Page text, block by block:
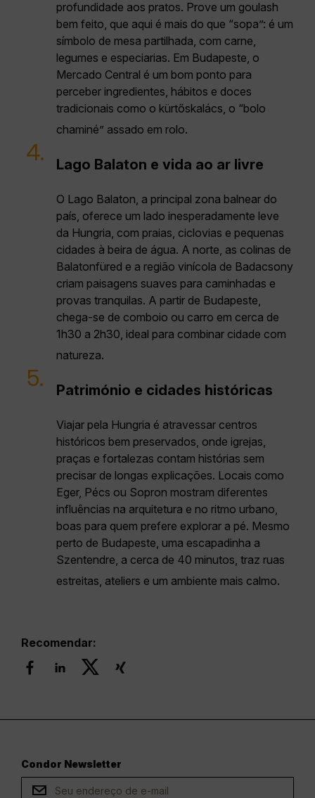
profundidade aos pratos. Prove um goulash
bem feito, que aqui é mais do que “sopa”: é um
símbolo de mesa partilhada, com carne,
legumes e especiarias. Em Budapeste, o
Mercado Central é um bom ponto para
perceber ingredientes, hábitos e doces
tradicionais como o kürtőskalács, o “bolo
chaminé” assado em rolo.
4. Lago Balaton e vida ao ar livre
O Lago Balaton, a principal zona balnear do
país, oferece um lado inesperadamente leve
da Hungria, com praias, ciclovias e pequenas
cidades à beira de água. A norte, as colinas de
Balatonfüred e a região vinícola de Badacsony
criam paisagens suaves para caminhadas e
provas tranquilas. A partir de Budapeste,
chega-se de comboio ou carro em cerca de
1h30 a 2h30, ideal para combinar cidade com
natureza.
5. Património e cidades históricas
Viajar pela Hungria é atravessar centros
históricos bem preservados, onde igrejas,
praças e fortalezas contam histórias sem
precisar de longas explicações. Locais como
Eger, Pécs ou Sopron mostram diferentes
influências na arquitetura e no ritmo urbano,
boas para quem prefere explorar a pé. Mesmo
perto de Budapeste, uma escapadinha a
Szentendre, a cerca de 40 minutos, traz ruas
estreitas, ateliers e um ambiente mais calmo.
Recomendar:
Condor Newsletter